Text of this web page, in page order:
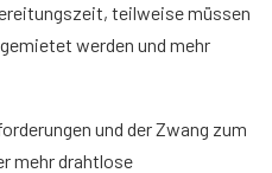
teilweise müssen
werden und mehr
und der Zwang zum
mehr drahtlose